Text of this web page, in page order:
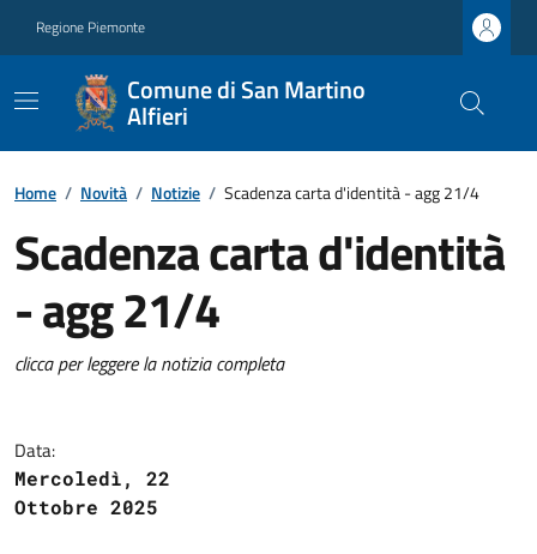
Regione Piemonte
Comune di San Martino
Alfieri
Home / Novità / Notizie / Scadenza carta d'identità - agg 21/4
Scadenza carta d'identità
- agg 21/4
clicca per leggere la notizia completa
Data:
Mercoledì, 22
Ottobre 2025